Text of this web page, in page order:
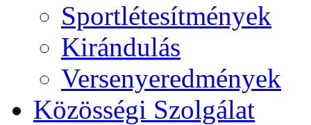
Sportlétesítmények
Kirándulás
Versenyeredmények
Közösségi Szolgálat